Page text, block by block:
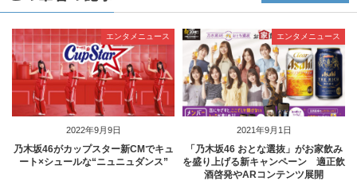
2022年9月9日
エンタメニュース
乃木坂46がカップスター新CMでキュ
ート×シュールな“ニュニュダンス”
2021年9月1日
エンタメニュース
「乃木坂46 おとな選抜」がお家飲み
を盛り上げる新キャンペーン 適正飲
酒啓発やARコンテンツ展開